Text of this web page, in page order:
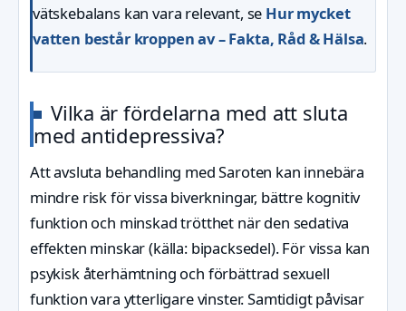
vätskebalans kan vara relevant, se Hur mycket
vatten består kroppen av – Fakta, Råd & Hälsa.
Vilka är fördelarna med att sluta
med antidepressiva?
Att avsluta behandling med Saroten kan innebära
mindre risk för vissa biverkningar, bättre kognitiv
funktion och minskad trötthet när den sedativa
effekten minskar (källa: bipacksedel). För vissa kan
psykisk återhämtning och förbättrad sexuell
funktion vara ytterligare vinster. Samtidigt påvisar